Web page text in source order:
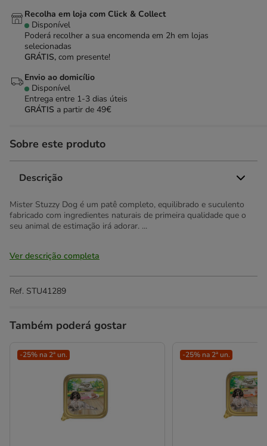
Recolha em loja com Click & Collect
Disponível
Poderá recolher a sua encomenda em 2h em lojas
selecionadas
GRÁTIS, com presente!
Envio ao domicílio
Disponível
Entrega entre 1-3 dias úteis
GRÁTIS a partir de 49€
Sobre este produto
Descrição
Mister Stuzzy Dog é um patê completo, equilibrado e suculento
fabricado com ingredientes naturais de primeira qualidade que o
seu animal de estimação irá adorar. ...
Ver descrição completa
Ref. STU41289
Também poderá gostar
-25% na 2ª un. -25% na 2ª un.